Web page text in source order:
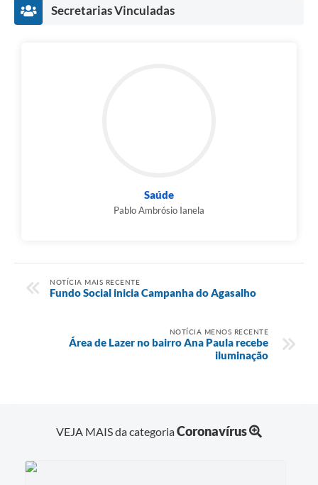
Secretarias Vinculadas
Saúde
Pablo Ambrósio Ianela
NOTÍCIA MAIS RECENTE
Fundo Social inicia Campanha do Agasalho
NOTÍCIA MENOS RECENTE
Área de Lazer no bairro Ana Paula recebe
iluminação
VEJA MAIS da categoriaCoronavírus